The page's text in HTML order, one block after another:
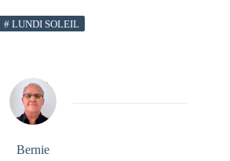
# LUNDI SOLEIL
Bernie